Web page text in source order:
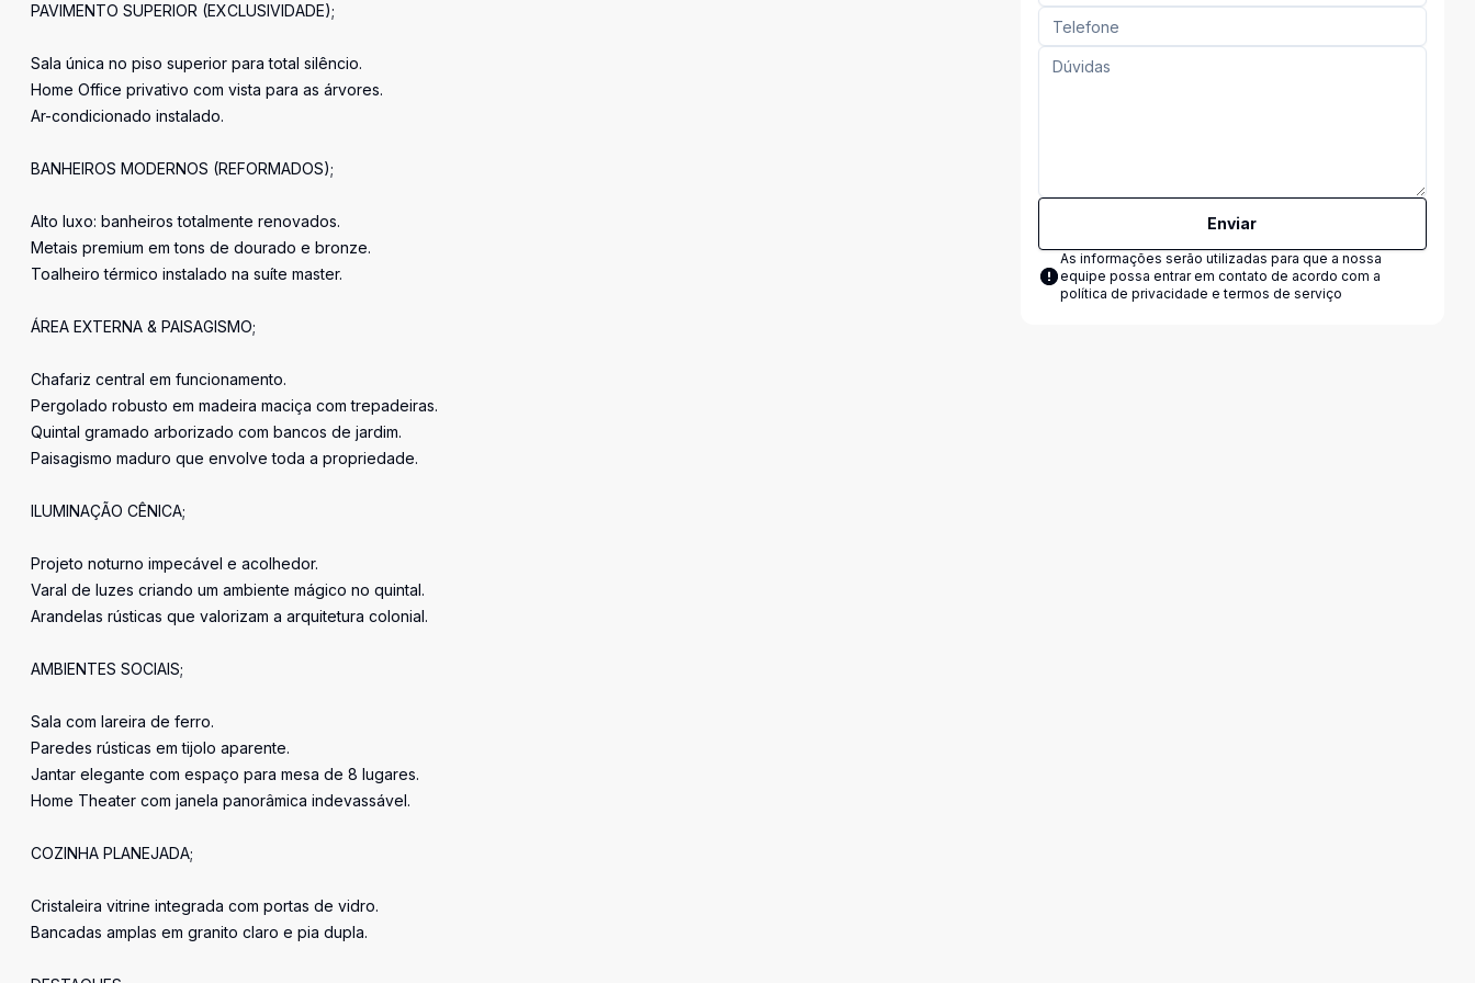
PAVIMENTO SUPERIOR (EXCLUSIVIDADE);
Sala única no piso superior para total silêncio.
Home Office privativo com vista para as árvores.
Ar-condicionado instalado.
BANHEIROS MODERNOS (REFORMADOS);
Alto luxo: banheiros totalmente renovados.
Metais premium em tons de dourado e bronze.
Toalheiro térmico instalado na suíte master.
ÁREA EXTERNA & PAISAGISMO;
Chafariz central em funcionamento.
Pergolado robusto em madeira maciça com trepadeiras.
Quintal gramado arborizado com bancos de jardim.
Paisagismo maduro que envolve toda a propriedade.
ILUMINAÇÃO CÊNICA;
Projeto noturno impecável e acolhedor.
Varal de luzes criando um ambiente mágico no quintal.
Arandelas rústicas que valorizam a arquitetura colonial.
AMBIENTES SOCIAIS;
Sala com lareira de ferro.
Paredes rústicas em tijolo aparente.
Jantar elegante com espaço para mesa de 8 lugares.
Home Theater com janela panorâmica indevassável.
COZINHA PLANEJADA;
Cristaleira vitrine integrada com portas de vidro.
Bancadas amplas em granito claro e pia dupla.
Enviar
As informações serão utilizadas para que a nossa
equipe possa entrar em contato de acordo com a
política de privacidade e termos de serviço